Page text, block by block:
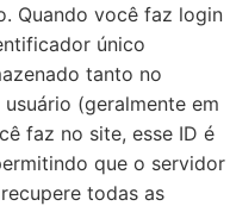
Quando você faz login
único
tanto no
(geralmente em
faz no site, esse ID é
que o servidor
todas as